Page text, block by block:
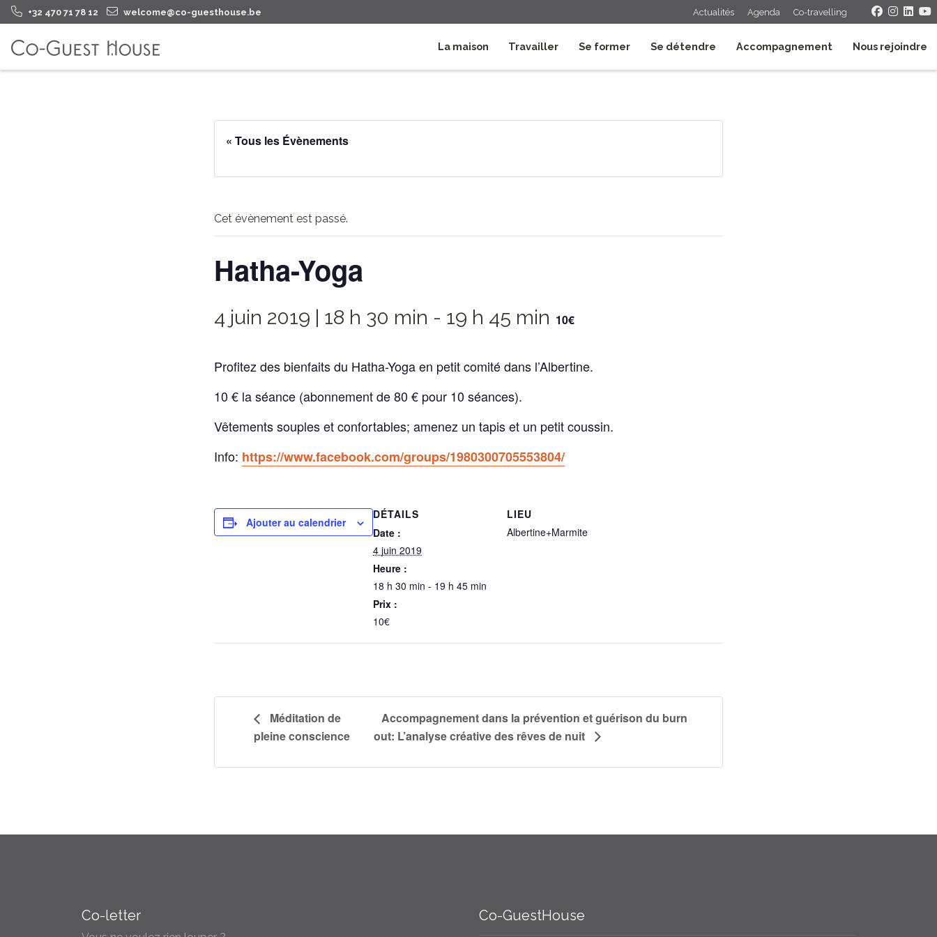
+32 470 71 78 12 welcome@co-guesthouse.be Actualités Agenda Co-travelling
La maison Travailler Se former Se détendre Accompagnement Nous rejoindre
« Tous les Évènements
Cet évènement est passé.
Hatha-Yoga
4 juin 2019 | 18 h 30 min - 19 h 45 min 10€
Profitez des bienfaits du Hatha-Yoga en petit comité dans l’Albertine.
10 € la séance (abonnement de 80 € pour 10 séances).
Vêtements souples et confortables; amenez un tapis et un petit coussin.
Info: https://www.facebook.com/groups/1980300705553804/
Ajouter au calendrier
DÉTAILS
Date :
4 juin 2019
Heure :
18 h 30 min - 19 h 45 min
Prix :
10€
LIEU
Albertine+Marmite
Méditation de
pleine conscience
Accompagnement dans la prévention et guérison du burn
out: L’analyse créative des rêves de nuit
Co-letter Co-GuestHouse